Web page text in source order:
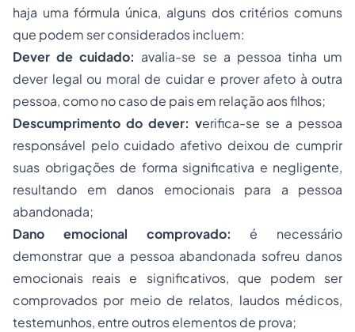
haja uma fórmula única, alguns dos critérios comuns
que podem ser considerados incluem:
Dever de cuidado: avalia-se se a pessoa tinha um
dever legal ou moral de cuidar e prover afeto à outra
pessoa, como no caso de pais em relação aos filhos;
Descumprimento do dever: verifica-se se a pessoa
responsável pelo cuidado afetivo deixou de cumprir
suas obrigações de forma significativa e negligente,
resultando em danos emocionais para a pessoa
abandonada;
Dano emocional comprovado: é necessário
demonstrar que a pessoa abandonada sofreu danos
emocionais reais e significativos, que podem ser
comprovados por meio de relatos, laudos médicos,
testemunhos, entre outros elementos de prova;